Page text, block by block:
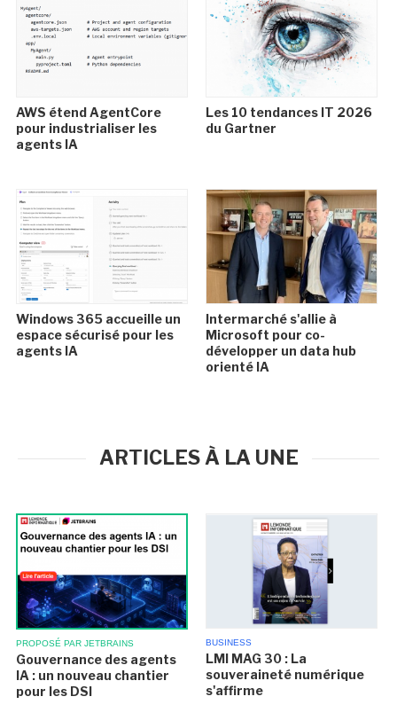
AWS étend AgentCore
pour industrialiser les
agents IA
Les 10 tendances IT 2026
du Gartner
Windows 365 accueille un
espace sécurisé pour les
agents IA
Intermarché s'allie à
Microsoft pour co-
développer un data hub
orienté IA
ARTICLES À LA UNE
PROPOSÉ PAR JETBRAINS
Gouvernance des agents
IA : un nouveau chantier
pour les DSI
BUSINESS
LMI MAG 30 : La
souveraineté numérique
s'affirme